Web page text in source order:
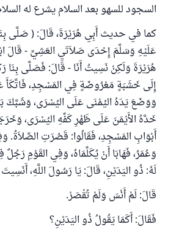
السجود للسهو بعد السلام يشرع له
كما في حديث أَبِي هُرَيْرَةَ، قَالَ: ( صَلَّى
عَلَيْهِ وَسَلَّمَ إِحْدَى صَلاَتَيِ العَشِيِّ - قَالَ
هُرَيْرَةَ وَلَكِنْ نَسِيتُ أَنَا - قَالَ: فَصَلَّى بِنَا
إِلَى خَشَبَةٍ مَعْرُوضَةٍ فِي المَسْجِدِ، فَاتَّكَأَ
وَوَضَعَ يَدَهُ اليُمْنَى عَلَى اليُسْرَى، وَشَبَّكَ
خَدَّهُ الأَيْمَنَ عَلَى ظَهْرِ كَفِّهِ اليُسْرَى،
أَبْوَابِ المَسْجِدِ، فَقَالُوا: قَصُرَتِ الصَّلاَةُ.
وَعُمَرُ، فَهَابَا أَنْ يُكَلِّمَاهُ، وَفِي القَوْمِ
لَهُ: ذُو اليَدَيْنِ، قَالَ: يَا رَسُولَ اللَّهِ،
قَالَ: لَمْ أَنْسَ وَلَمْ تُقْصَرْ.
فَقَالَ: أَكَمَا يَقُولُ ذُو اليَدَيْنِ؟